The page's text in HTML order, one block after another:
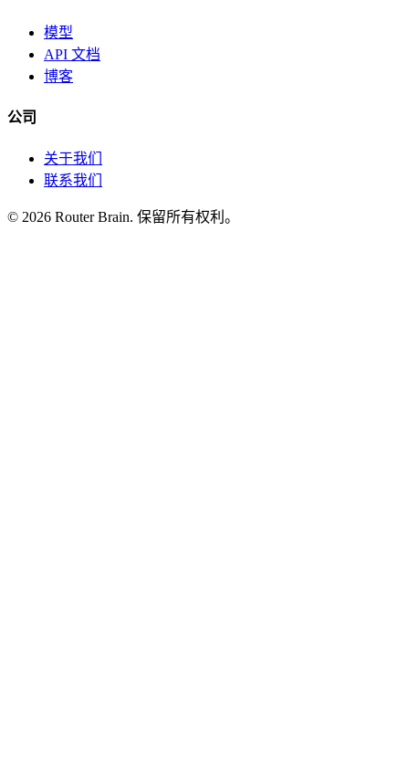
模型
API 文档
博客
公司
关于我们
联系我们
© 2026 Router Brain. 保留所有权利。